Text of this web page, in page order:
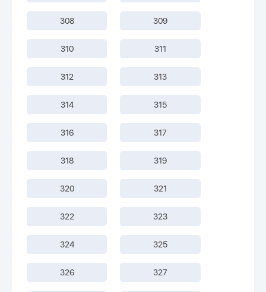
308 309
310 311
312 313
314 315
316 317
318 319
320 321
322 323
324 325
326 327